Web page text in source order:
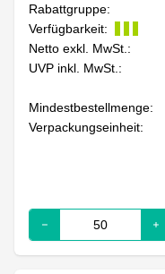
Rabattgruppe:
Verfügbarkeit:
Netto exkl. MwSt.:
UVP inkl. MwSt.:
Mindestbestellmenge:
Verpackungseinheit: